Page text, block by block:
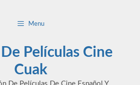
Menu
Películas Cine
Cuak